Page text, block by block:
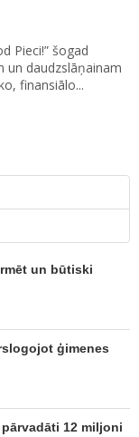
Pieci!” šogad
un daudzslāņainam
finansiālo...
un būtiski
ģimenes
12 miljoni